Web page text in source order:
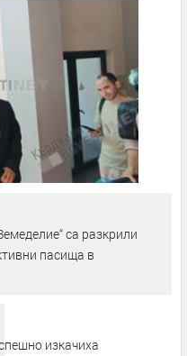
са разкрили
пасища в